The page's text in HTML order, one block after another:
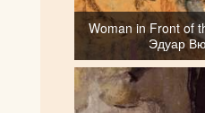
Woman in Front of
Эдуар